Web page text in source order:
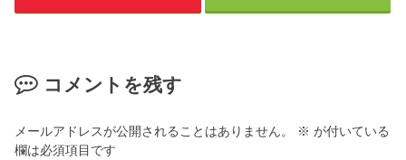
コメントを残す
メールアドレスが公開されることはありません。 ※ が付いている
欄は必須項目です